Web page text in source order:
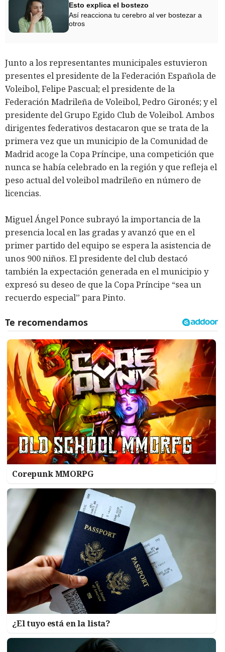
Esto explica el bostezo
Así reacciona tu cerebro al ver bostezar a
otros
Junto a los representantes municipales estuvieron
presentes el presidente de la Federación Española de
Voleibol, Felipe Pascual; el presidente de la
Federación Madrileña de Voleibol, Pedro Gironés; y el
presidente del Grupo Egido Club de Voleibol. Ambos
dirigentes federativos destacaron que se trata de la
primera vez que un municipio de la Comunidad de
Madrid acoge la Copa Príncipe, una competición que
nunca se había celebrado en la región y que refleja el
peso actual del voleibol madrileño en número de
licencias.
Miguel Ángel Ponce subrayó la importancia de la
presencia local en las gradas y avanzó que en el
primer partido del equipo se espera la asistencia de
unos 900 niños. El presidente del club destacó
también la expectación generada en el municipio y
expresó su deseo de que la Copa Príncipe “sea un
recuerdo especial” para Pinto.
Corepunk MMORPG
¿El tuyo está en la lista?